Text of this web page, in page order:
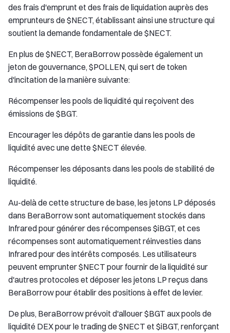
des frais d'emprunt et des frais de liquidation auprès des
emprunteurs de $NECT, établissant ainsi une structure qui
soutient la demande fondamentale de $NECT.
En plus de $NECT, BeraBorrow possède également un
jeton de gouvernance, $POLLEN, qui sert de token
d'incitation de la manière suivante:
Récompenser les pools de liquidité qui reçoivent des
émissions de $BGT.
Encourager les dépôts de garantie dans les pools de
liquidité avec une dette $NECT élevée.
Récompenser les déposants dans les pools de stabilité de
liquidité.
Au-delà de cette structure de base, les jetons LP déposés
dans BeraBorrow sont automatiquement stockés dans
Infrared pour générer des récompenses $iBGT, et ces
récompenses sont automatiquement réinvesties dans
Infrared pour des intérêts composés. Les utilisateurs
peuvent emprunter $NECT pour fournir de la liquidité sur
d'autres protocoles et déposer les jetons LP reçus dans
BeraBorrow pour établir des positions à effet de levier.
De plus, BeraBorrow prévoit d'allouer $BGT aux pools de
liquidité DEX pour le trading de $NECT et $iBGT, renforçant